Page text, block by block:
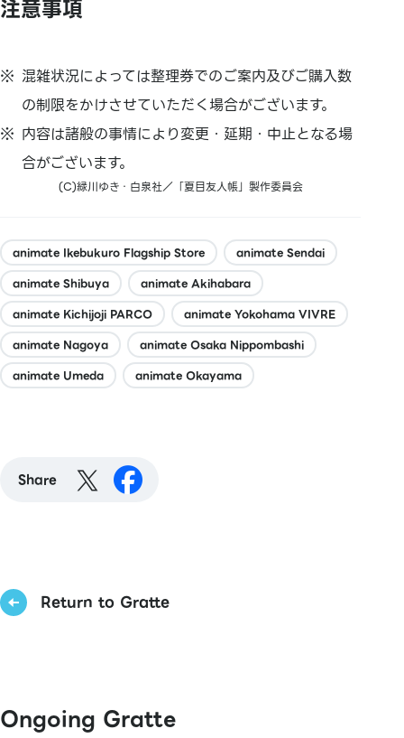
注意事項
混雑状況によっては整理券でのご案内及びご購入数
の制限をかけさせていただく場合がございます。
内容は諸般の事情により変更・延期・中止となる場
合がございます。
(C)緑川ゆき・白泉社／「夏目友人帳」製作委員会
animate Ikebukuro Flagship Store
animate Sendai
animate Shibuya
animate Akihabara
animate Kichijoji PARCO
animate Yokohama VIVRE
animate Nagoya
animate Osaka Nippombashi
animate Umeda
animate Okayama
Share
Return to Gratte
Ongoing Gratte